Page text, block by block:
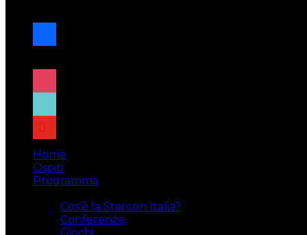
facebook
x
instagram
tiktok
youtube
Home
Ospiti
Programma
Cos’è la Starcon Italia?
Conferenze